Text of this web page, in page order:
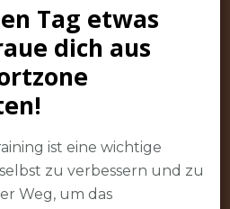
Tag etwas
dich aus
ist eine wichtige
zu verbessern und zu
Weg, um das